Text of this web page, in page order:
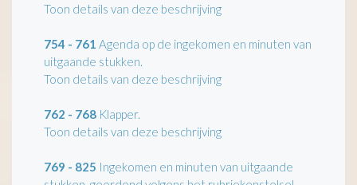
Toon details van deze beschrijving
754 - 761 Agenda op de ingekomen en minuten van
uitgaande stukken.
Toon details van deze beschrijving
762 - 768 Klapper.
Toon details van deze beschrijving
769 - 825 Ingekomen en minuten van uitgaande